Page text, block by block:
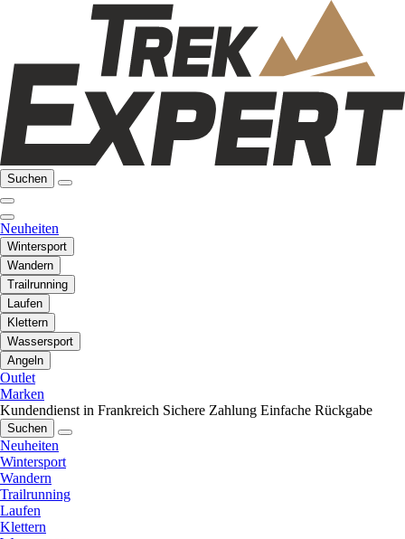
Suchen
Neuheiten
Wintersport
Wandern
Trailrunning
Laufen
Klettern
Wassersport
Angeln
Outlet
Marken
Kundendienst in Frankreich Sichere Zahlung Einfache Rückgabe
Suchen
Neuheiten
Wintersport
Wandern
Trailrunning
Laufen
Klettern